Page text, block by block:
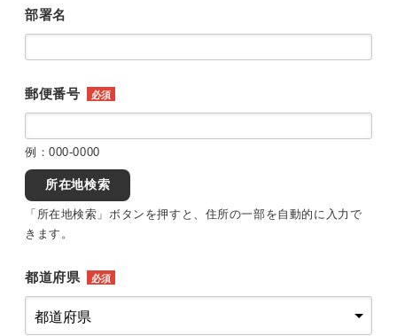
部署名
郵便番号 必須
例：000-0000
所在地検索
「所在地検索」ボタンを押すと、住所の一部を自動的に入力で
きます。
都道府県 必須